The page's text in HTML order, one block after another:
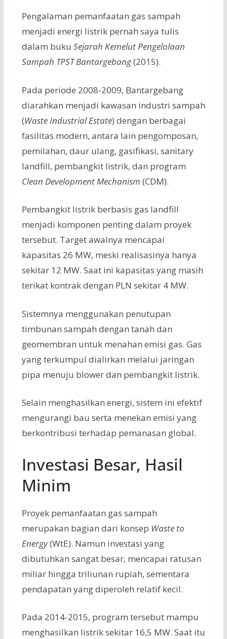
Pengalaman pemanfaatan gas sampah
menjadi energi listrik pernah saya tulis
dalam buku Sejarah Kemelut Pengelolaan
Sampah TPST Bantargebang(2015).
Pada periode 2008-2009, Bantargebang
diarahkan menjadi kawasan industri sampah
(Waste Industrial Estate) dengan berbagai
fasilitas modern, antara lain pengomposan,
pemilahan, daur ulang, gasifikasi, sanitary
landfill, pembangkit listrik, dan program
Clean Development Mechanism (CDM).
Pembangkit listrik berbasis gas landfill
menjadi komponen penting dalam proyek
tersebut. Target awalnya mencapai
kapasitas 26 MW, meski realisasinya hanya
sekitar 12 MW. Saat ini kapasitas yang masih
terikat kontrak dengan PLN sekitar 4 MW.
Sistemnya menggunakan penutupan
timbunan sampah dengan tanah dan
geomembran untuk menahan emisi gas. Gas
yang terkumpul dialirkan melalui jaringan
pipa menuju blower dan pembangkit listrik.
Selain menghasilkan energi, sistem ini efektif
mengurangi bau serta menekan emisi yang
berkontribusi terhadap pemanasan global.
Investasi Besar, Hasil
Minim
Proyek pemanfaatan gas sampah
merupakan bagian dari konsep Waste to
Energy(WtE). Namun investasi yang
dibutuhkan sangat besar, mencapai ratusan
miliar hingga triliunan rupiah, sementara
pendapatan yang diperoleh relatif kecil.
Pada 2014-2015, program tersebut mampu
menghasilkan listrik sekitar 16,5 MW. Saat itu